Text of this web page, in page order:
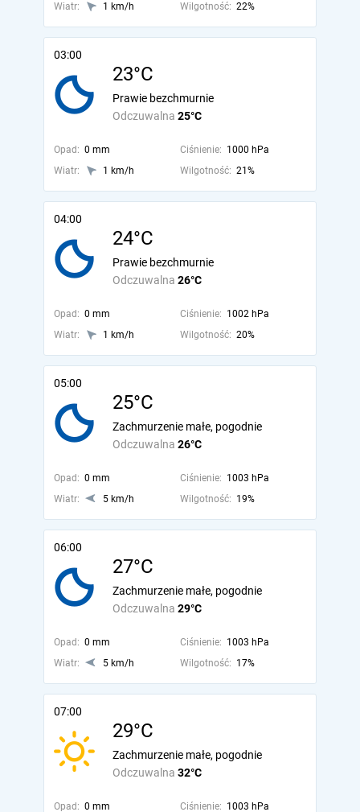
Wiatr:
1 km/h Wilgotność: 22%
03:00
23°C
Odczuwalna 25°C
Prawie bezchmurnie
Opad: 0 mm Ciśnienie: 1000 hPa
Wiatr:
1 km/h Wilgotność: 21%
04:00
24°C
Odczuwalna 26°C
Prawie bezchmurnie
Opad: 0 mm Ciśnienie: 1002 hPa
Wiatr:
1 km/h Wilgotność: 20%
05:00
25°C
Odczuwalna 26°C
Zachmurzenie małe, pogodnie
Opad: 0 mm Ciśnienie: 1003 hPa
Wiatr:
5 km/h Wilgotność: 19%
06:00
27°C
Odczuwalna 29°C
Zachmurzenie małe, pogodnie
Opad: 0 mm Ciśnienie: 1003 hPa
Wiatr:
5 km/h Wilgotność: 17%
07:00
29°C
Odczuwalna 32°C
Zachmurzenie małe, pogodnie
Opad: 0 mm Ciśnienie: 1003 hPa